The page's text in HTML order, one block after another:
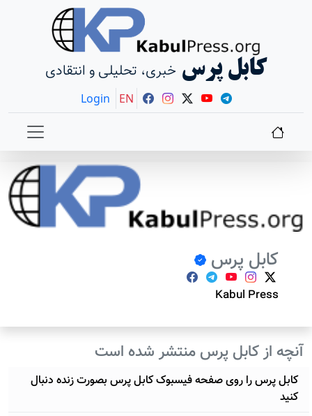
کابل پرس خبری، تحلیلی و انتقادی
Login EN
کابل پرس
Kabul Press
آنچه از کابل پرس منتشر شده است
کابل پرس را روی صفحه فیسبوک کابل پرس بصورت زنده دنبال
کنید